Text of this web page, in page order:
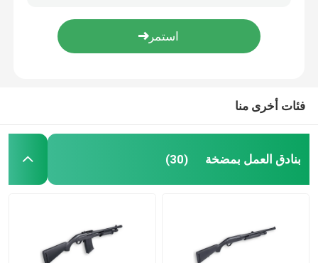
ذخيرة البندقية
البصريات بندقية
فئات أخرى منا
بنادق العمل بمضخة (30)